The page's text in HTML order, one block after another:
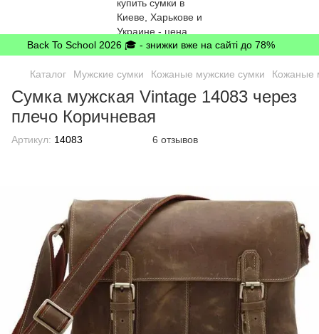
Back To School 2026 🎓 - знижки вже на сайті до 78%
Каталог Мужские сумки Кожаные мужские сумки Кожаные
Сумка мужская Vintage 14083 через
плечо Коричневая
Артикул: 14083 6 отзывов